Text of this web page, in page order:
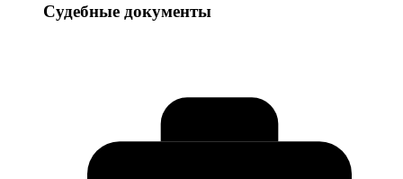
Судебные
Судебные документы